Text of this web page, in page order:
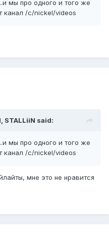
мы про одного и того же
канал /c/nickel/videos
STALLiiN said:
мы про одного и того же
канал /c/nickel/videos
мне это не нравится